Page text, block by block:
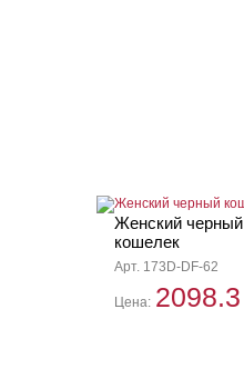
Женский черный
кошелек
Арт. 173D-DF-62
Цена: 2098.3